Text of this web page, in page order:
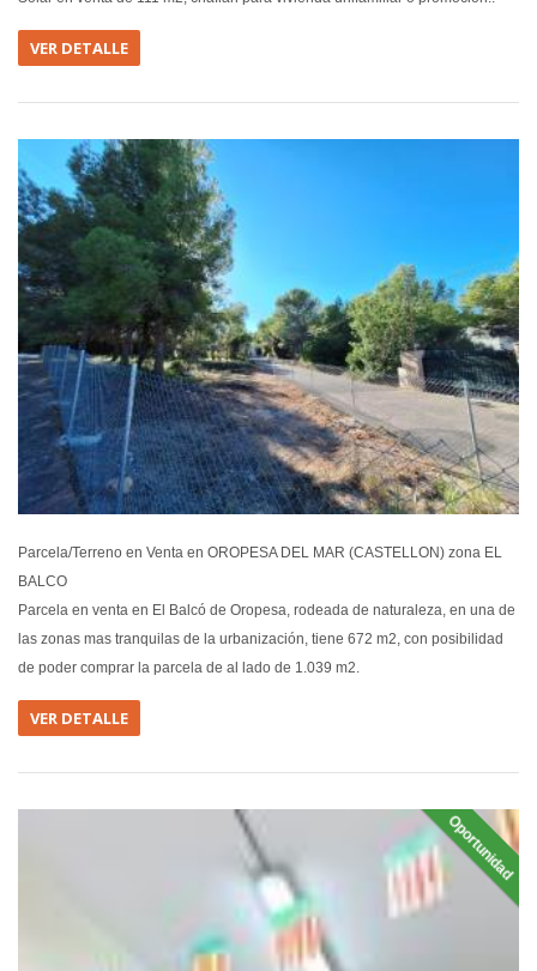
VER DETALLE
Parcela/Terreno en Venta en OROPESA DEL MAR (CASTELLON) zona EL
BALCO
Parcela en venta en El Balcó de Oropesa, rodeada de naturaleza, en una de
las zonas mas tranquilas de la urbanización, tiene 672 m2, con posibilidad
de poder comprar la parcela de al lado de 1.039 m2.
VER DETALLE
Oportunidad
EN